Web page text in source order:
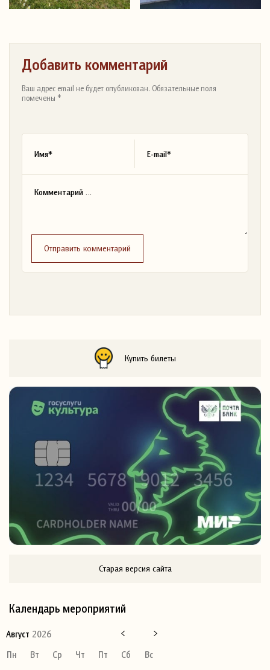
Добавить комментарий
Ваш адрес email не будет опубликован. Обязательные поля
помечены *
Отправить комментарий
Купить билеты
Старая версия сайта
Календарь мероприятий
Август 2026
Пн
Вт Ср Чт Пт Сб
Вс